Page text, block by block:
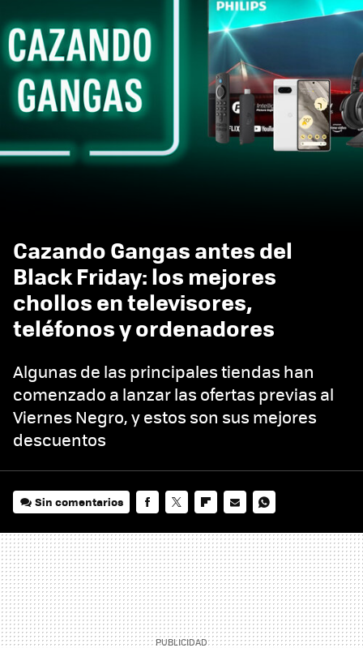
Cazando Gangas antes del
Black Friday: los mejores
chollos en televisores,
teléfonos y ordenadores
Algunas de las principales tiendas han
comenzado a lanzar las ofertas previas al
Viernes Negro, y estos son sus mejores
descuentos
Sin comentarios
MAIL